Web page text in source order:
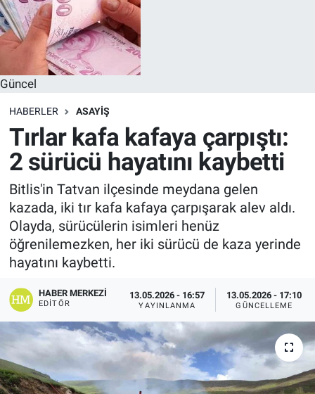
Güncel
HABERLER ASAYIŞ
Tırlar kafa kafaya çarpıştı:
2 sürücü hayatını kaybetti
Bitlis'in Tatvan ilçesinde meydana gelen
kazada, iki tır kafa kafaya çarpışarak alev aldı.
Olayda, sürücülerin isimleri henüz
öğrenilemezken, her iki sürücü de kaza yerinde
hayatını kaybetti.
HABER MERKEZI
EDITÖR
13.05.2026 - 16:57
YAYINLANMA
13.05.2026 - 17:10
GÜNCELLEME